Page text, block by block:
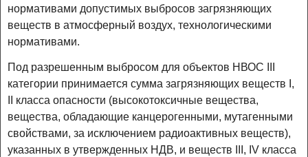
нормативами допустимых выбросов загрязняющих
веществ в атмосферный воздух, технологическими
нормативами.
Под разрешенным выбросом для объектов НВОС III
категории принимается сумма загрязняющих веществ I,
II класса опасности (высокотоксичные вещества,
вещества, обладающие канцерогенными, мутагенными
свойствами, за исключением радиоактивных веществ),
указанных в утвержденных НДВ, и веществ III, IV класса